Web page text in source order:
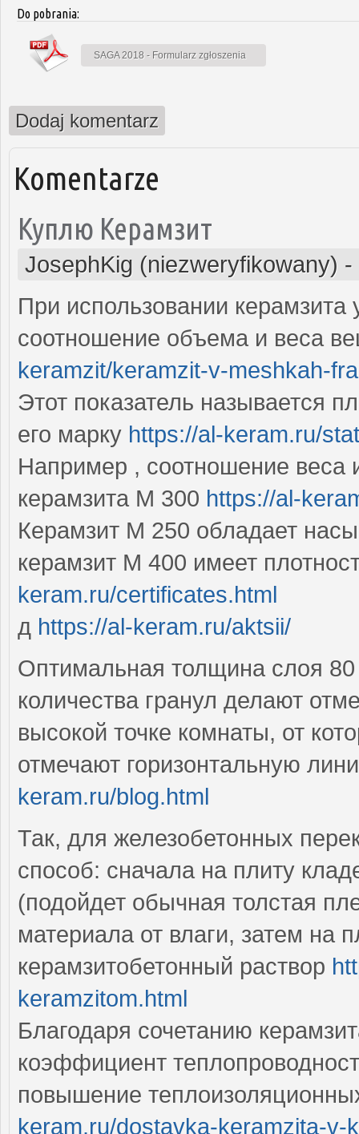
Do pobrania:
SAGA 2018 - Formularz zgłoszenia
Dodaj komentarz
Komentarze
Куплю Керамзит
JosephKig (niezweryfikowany) -
При использовании
соотношение объема и веса
keramzit/keramzit-v-meshkah-
Этот показатель называется
его марку https://al-keram.ru/
Например , соотношение веса
керамзита М 300 https://al-
Керамзит М 250 обладает
керамзит М 400 имеет
keram.ru/certificates.html
д https://al-keram.ru/aktsii/
Оптимальная толщина слоя
количества гранул делают
высокой точке комнаты, от
отмечают горизонтальную
keram.ru/blog.html
Так, для железобетонных
способ: сначала на плиту
(подойдет обычная толстая
материала от влаги, затем на
керамзитобетонный раствор
keramzitom.html
Благодаря сочетанию
коэффициент
повышение
keram.ru/dostavka-keramzita-v-